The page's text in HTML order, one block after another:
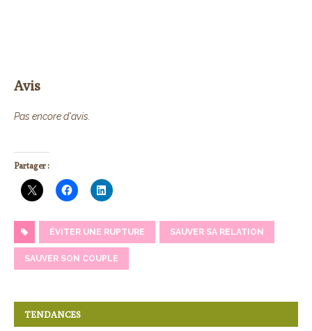
Avis
Pas encore d'avis.
Partager :
ÉVITER UNE RUPTURE SAUVER SA RELATION
SAUVER SON COUPLE
TENDANCES